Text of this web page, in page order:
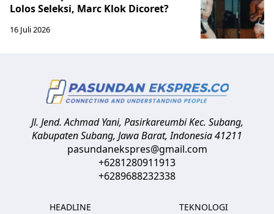
Lolos Seleksi, Marc Klok Dicoret?
16 Juli 2026
Jl. Jend. Achmad Yani, Pasirkareumbi Kec. Subang,
Kabupaten Subang, Jawa Barat,Indonesia41211
pasundanekspres@gmail.com
+6281280911913
+6289688232338
HEADLINE
TEKNOLOGI